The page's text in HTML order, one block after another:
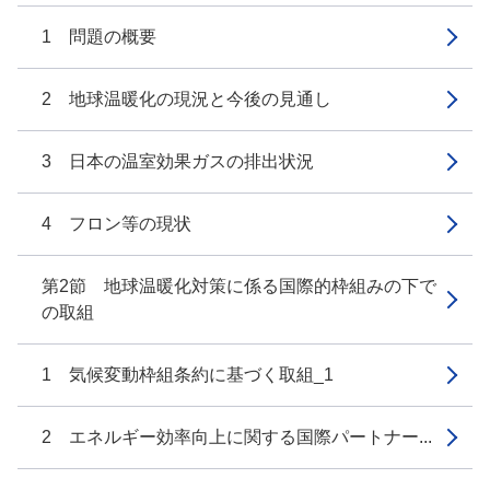
1 問題の概要
2 地球温暖化の現況と今後の見通し
3 日本の温室効果ガスの排出状況
4 フロン等の現状
第2節 地球温暖化対策に係る国際的枠組みの下で
の取組
1 気候変動枠組条約に基づく取組_1
2 エネルギー効率向上に関する国際パートナー...